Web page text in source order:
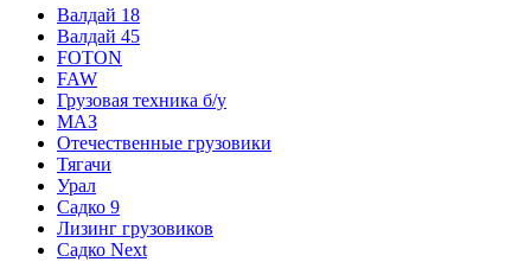
Валдай 18
Валдай 45
FOTON
FAW
Грузовая техника б/у
МАЗ
Отечественные грузовики
Тягачи
Урал
Садко 9
Лизинг грузовиков
Садко Next